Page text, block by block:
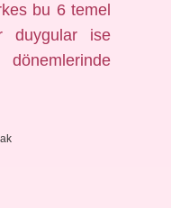
bu 6 temel
duygular ise